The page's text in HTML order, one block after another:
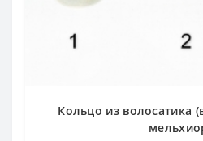
Кольцо из волосатика